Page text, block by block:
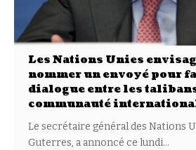
Les Nations Unies
nommer un envoyé pour
dialogue entre les
communauté
Le secrétaire général des Nations
Guterres, a annoncé ce lundi…